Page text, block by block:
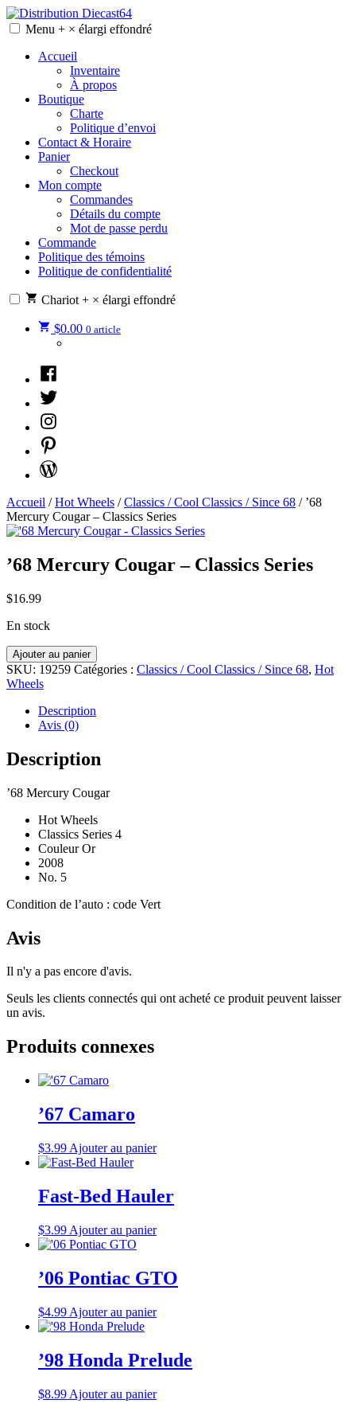
Skip
to
Distribution Diecast64
Une passion, un mode de vie.
Menu + × élargi effondré
Accueil
Inventaire
À propos
Boutique
Charte
Politique d’envoi
Contact & Horaire
Panier
Checkout
Mon compte
Commandes
Détails du compte
Mot de passe perdu
Commande
Politique des témoins
Politique de confidentialité
Chariot + × élargi effondré
$0.00 0 article
Facebook
Twitter
Instagram
Pinterest
WordPress
Accueil /Hot Wheels /Classics / Cool Classics / Since 68 / ’68
Mercury Cougar – Classics Series
’68 Mercury Cougar – Classics Series
$16.99
En stock
quantité
'68
Mercury
Classics
Ajouter au panier
SKU: 19259 Catégories : Classics / Cool Classics / Since 68, Hot
Wheels
Description
Avis (0)
Description
’68 Mercury Cougar
Hot Wheels
Classics Series 4
Couleur Or
2008
No. 5
Condition de l’auto : code Vert
Avis
Il n'y a pas encore d'avis.
Seuls les clients connectés qui ont acheté ce produit peuvent laisser
un avis.
Produits connexes
’67 Camaro
$3.99 Ajouter au panier
Fast-Bed Hauler
$3.99 Ajouter au panier
’06 Pontiac GTO
$4.99 Ajouter au panier
’98 Honda Prelude
$8.99 Ajouter au panier